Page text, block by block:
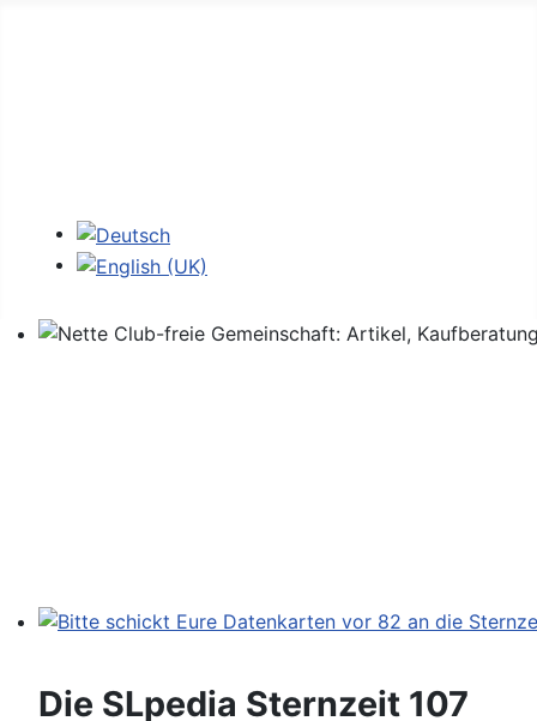
Sprache auswählen
Die SLpedia Sternzeit 107